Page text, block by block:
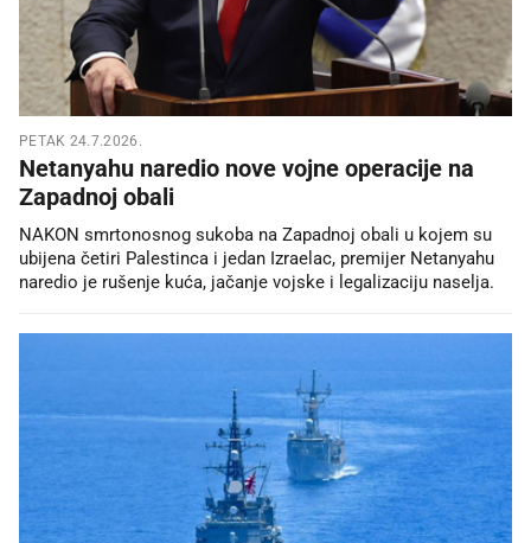
PETAK 24.7.2026.
Netanyahu naredio nove vojne operacije na
Zapadnoj obali
NAKON smrtonosnog sukoba na Zapadnoj obali u kojem su
ubijena četiri Palestinca i jedan Izraelac, premijer Netanyahu
naredio je rušenje kuća, jačanje vojske i legalizaciju naselja.